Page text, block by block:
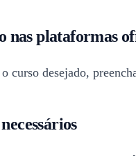
nas plataformas
curso desejado,